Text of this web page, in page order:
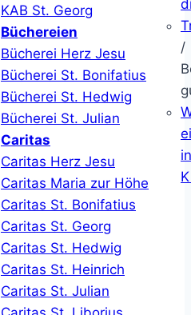
KAB St. Georg
Büchereien
Bücherei Herz Jesu
Bücherei St. Bonifatius
Bücherei St. Hedwig
Bücherei St. Julian
Caritas
Caritas Herz Jesu
Caritas Maria zur Höhe
Caritas St. Bonifatius
Caritas St. Georg
Caritas St. Hedwig
Caritas St. Heinrich
Caritas St. Julian
/